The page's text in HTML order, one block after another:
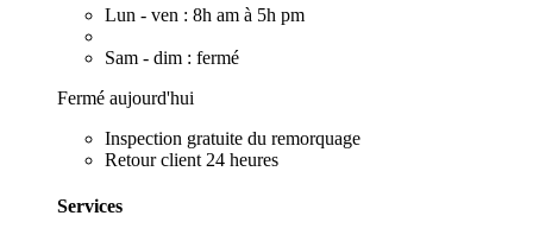
Lun - ven : 8h am à 5h pm
Sam - dim : fermé
Fermé aujourd'hui
Inspection gratuite du remorquage
Retour client 24 heures
Services